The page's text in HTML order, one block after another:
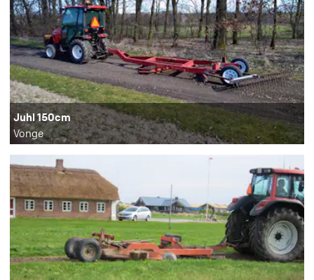
Juhl 150cm
Vonge